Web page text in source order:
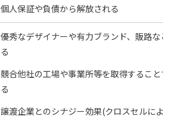
個人保証や負債から解放される
優秀なデザイナーや有力ブランド、販路など
る
競合他社の工場や事業所等を取得すること
る
譲渡企業とのシナジー効果(クロスセルによ